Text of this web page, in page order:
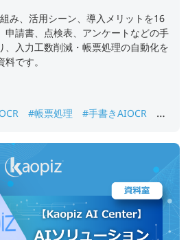
み、活用シーン、導入メリットを16
申請書、点検表、アンケートなどの手
、入力工数削減・帳票処理の自動化を
です。
#帳票処理 #手書きAIOCR
#